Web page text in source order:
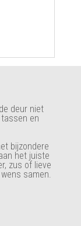
deur niet
en
bijzondere
het juiste
zus of lieve
samen.